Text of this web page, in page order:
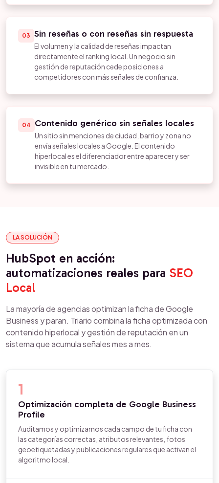
03 Sin reseñas o con reseñas sin respuesta
El volumen y la calidad de reseñas impactan
directamente el ranking local. Un negocio sin
gestión de reputación cede posiciones a
competidores con más señales de confianza.
04 Contenido genérico sin señales locales
Un sitio sin menciones de ciudad, barrio y zona no
envía señales locales a Google. El contenido
hiperlocal es el diferenciador entre aparecer y ser
invisible en tu mercado.
LA SOLUCIÓN
HubSpot en acción:
automatizaciones reales para SEO
Local
La mayoría de agencias optimizan la ficha de Google
Business y paran. Triario combina la ficha optimizada con
contenido hiperlocal y gestión de reputación en un
sistema que acumula señales mes a mes.
1
Optimización completa de Google Business
Profile
Auditamos y optimizamos cada campo de tu ficha con
las categorías correctas, atributos relevantes, fotos
geoetiquetadas y publicaciones regulares que activan el
algoritmo local.